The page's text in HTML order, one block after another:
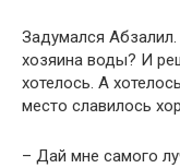
Задумался Абзалил.
хозяина воды? И
хотелось. А
место славилось
– Дай мне самого